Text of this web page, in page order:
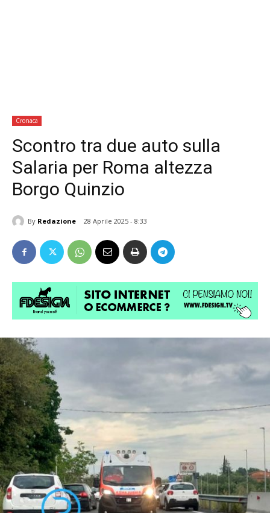
Cronaca
Scontro tra due auto sulla
Salaria per Roma altezza
Borgo Quinzio
By Redazione 28 Aprile 2025 - 8:33